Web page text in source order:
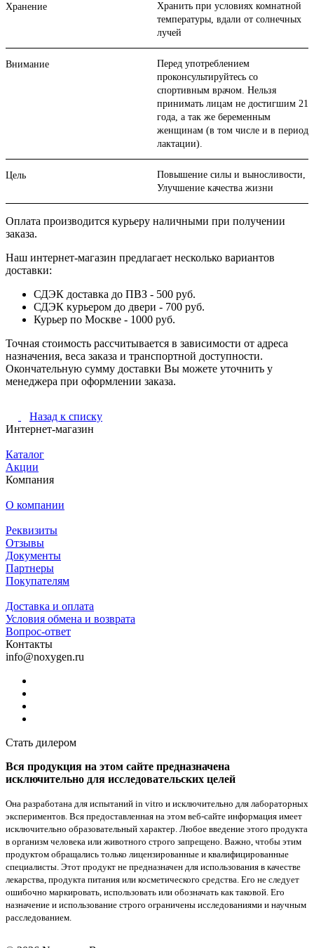
Хранение
Хранить при условиях комнатной
температуры, вдали от солнечных
лучей
Внимание
Перед употреблением
проконсультируйтесь со
спортивным врачом. Нельзя
принимать лицам не достигшим 21
года, а так же беременным
женщинам (в том числе и в период
лактации).
Цель
Повышение силы и выносливости,
Улучшение качества жизни
Оплата производится курьеру наличными при получении
заказа.
Наш интернет-магазин предлагает несколько вариантов
доставки:
СДЭК доставка до ПВЗ - 500 руб.
СДЭК курьером до двери - 700 руб.
Курьер по Москве - 1000 руб.
Точная стоимость рассчитывается в зависимости от адреса
назначения, веса заказа и транспортной доступности.
Окончательную сумму доставки Вы можете уточнить у
менеджера при оформлении заказа.
Назад к списку
Интернет-магазин
Каталог
Акции
Компания
О компании
Реквизиты
Отзывы
Документы
Партнеры
Покупателям
Доставка и оплата
Условия обмена и возврата
Вопрос-ответ
Контакты
info@noxygen.ru
Стать дилером
Вся продукция на этом сайте предназначена
исключительно для исследовательских целей
Она разработана для испытаний in vitro и исключительно для лабораторных
экспериментов. Вся предоставленная на этом веб-сайте информация имеет
исключительно образовательный характер. Любое введение этого продукта
в организм человека или животного строго запрещено. Важно, чтобы этим
продуктом обращались только лицензированные и квалифицированные
специалисты. Этот продукт не предназначен для использования в качестве
лекарства, продукта питания или косметического средства. Его не следует
ошибочно маркировать, использовать или обозначать как таковой. Его
назначение и использование строго ограничены исследованиями и научным
расследованием.